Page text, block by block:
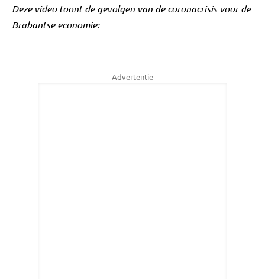
Deze video toont de gevolgen van de coronacrisis voor de
Brabantse economie:
Advertentie